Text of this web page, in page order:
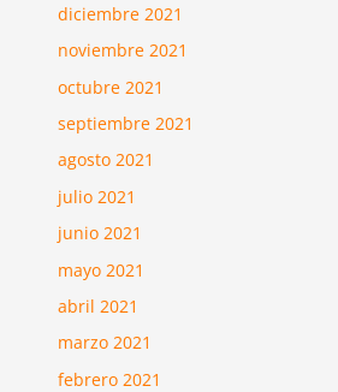
diciembre 2021
noviembre 2021
octubre 2021
septiembre 2021
agosto 2021
julio 2021
junio 2021
mayo 2021
abril 2021
marzo 2021
febrero 2021